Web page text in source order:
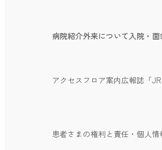
病院紹介外来について入院・面
アクセス フロア案内広報誌「
患者さまの権利と責任・個人情